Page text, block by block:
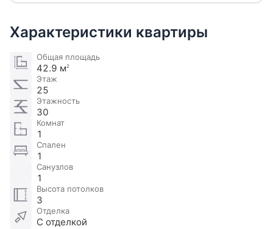
Характеристики квартиры
Общая площадь
42.9 м2
Этаж
25
Этажность
30
Комнат
1
Спален
1
Санузлов
1
Высота потолков
3
Отделка
С отделкой